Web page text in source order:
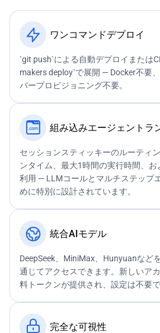
ワンコマンドデプロイ
`git push`による自動デプロイまたは
makers deploy`で展開 — Docker不要
バープロビジョニング不要。
組み込みエージェントラ
セッションスティッキーのルーティ
ンタイム、最大1時間の実行時間、
利用 — LLMコールとマルチステップ
めに特別に設計されています。
統合AIモデル
DeepSeek、MiniMax、Hunyuanなど
通じてアクセスできます。新しいア
料トークンが提供され、設定は不要で
完全な可視性